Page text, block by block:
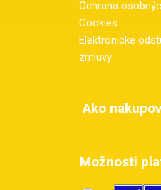
Ochrana
Cookies
Elektronicke
zmluvy
Ako
Možnosti